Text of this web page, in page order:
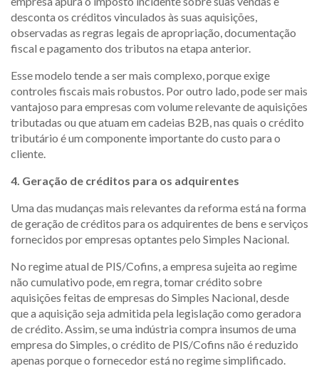
desconta os créditos vinculados às suas aquisições,
observadas as regras legais de apropriação, documentação
fiscal e pagamento dos tributos na etapa anterior.
Esse modelo tende a ser mais complexo, porque exige
controles fiscais mais robustos. Por outro lado, pode ser mais
vantajoso para empresas com volume relevante de aquisições
tributadas ou que atuam em cadeias B2B, nas quais o crédito
tributário é um componente importante do custo para o
cliente.
4. Geração de créditos para os adquirentes
Uma das mudanças mais relevantes da reforma está na forma
de geração de créditos para os adquirentes de bens e serviços
fornecidos por empresas optantes pelo Simples Nacional.
No regime atual de PIS/Cofins, a empresa sujeita ao regime
não cumulativo pode, em regra, tomar crédito sobre
aquisições feitas de empresas do Simples Nacional, desde
que a aquisição seja admitida pela legislação como geradora
de crédito. Assim, se uma indústria compra insumos de uma
empresa do Simples, o crédito de PIS/Cofins não é reduzido
apenas porque o fornecedor está no regime simplificado.